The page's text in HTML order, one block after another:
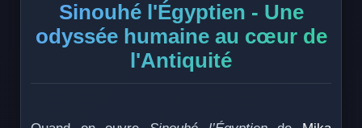
Sinouhé l'Égyptien - Une
odyssée humaine au cœur de
l'Antiquité